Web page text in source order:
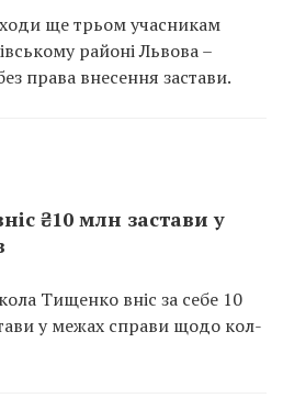
ще трьом учасникам
районі Львова –
права внесення застави.
₴10 млн застави у
Тищенко вніс за себе 10
у межах справи щодо кол-